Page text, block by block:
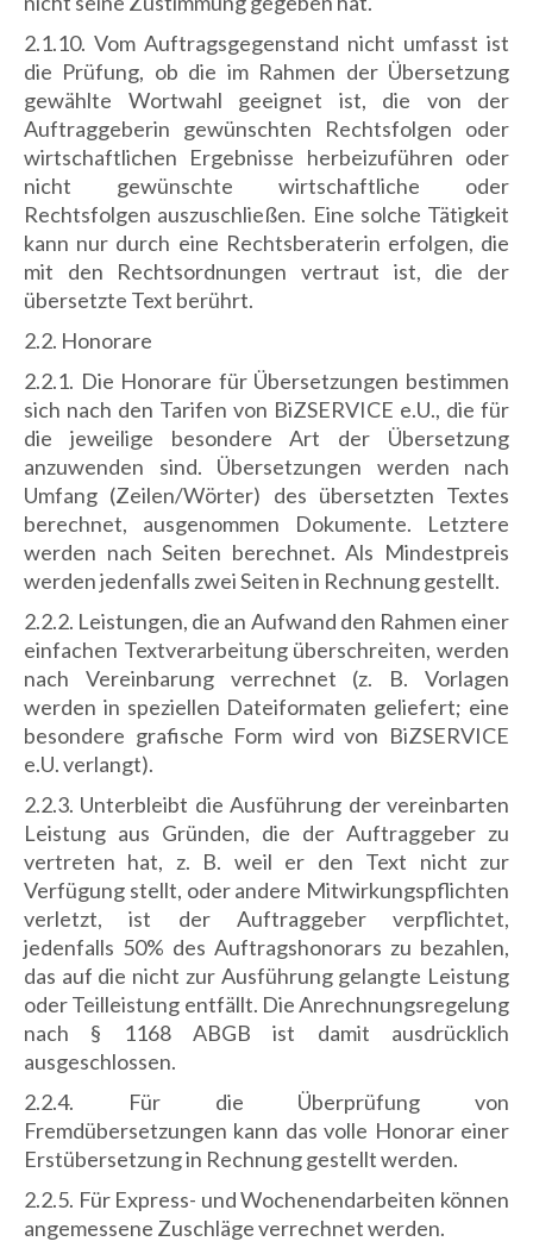
2.1.10. Vom Auftragsgegenstand nicht umfasst ist
die Prüfung, ob die im Rahmen der Übersetzung
gewählte Wortwahl geeignet ist, die von der
Auftraggeberin gewünschten Rechtsfolgen oder
wirtschaftlichen Ergebnisse herbeizuführen oder
nicht gewünschte wirtschaftliche oder
Rechtsfolgen auszuschließen. Eine solche Tätigkeit
kann nur durch eine Rechtsberaterin erfolgen, die
mit den Rechtsordnungen vertraut ist, die der
übersetzte Text berührt.
2.2. Honorare
2.2.1. Die Honorare für Übersetzungen bestimmen
sich nach den Tarifen von BiZSERVICE e.U., die für
die jeweilige besondere Art der Übersetzung
anzuwenden sind. Übersetzungen werden nach
Umfang (Zeilen/Wörter) des übersetzten Textes
berechnet, ausgenommen Dokumente. Letztere
werden nach Seiten berechnet. Als Mindestpreis
werden jedenfalls zwei Seiten in Rechnung gestellt.
2.2.2. Leistungen, die an Aufwand den Rahmen einer
einfachen Textverarbeitung überschreiten, werden
nach Vereinbarung verrechnet (z. B. Vorlagen
werden in speziellen Dateiformaten geliefert; eine
besondere grafische Form wird von BiZSERVICE
e.U. verlangt).
2.2.3. Unterbleibt die Ausführung der vereinbarten
Leistung aus Gründen, die der Auftraggeber zu
vertreten hat, z. B. weil er den Text nicht zur
Verfügung stellt, oder andere Mitwirkungspflichten
verletzt, ist der Auftraggeber verpflichtet,
jedenfalls 50% des Auftragshonorars zu bezahlen,
das auf die nicht zur Ausführung gelangte Leistung
oder Teilleistung entfällt. Die Anrechnungsregelung
nach § 1168 ABGB ist damit ausdrücklich
ausgeschlossen.
2.2.4. Für die Überprüfung von
Fremdübersetzungen kann das volle Honorar einer
Erstübersetzung in Rechnung gestellt werden.
2.2.5. Für Express- und Wochenendarbeiten können
angemessene Zuschläge verrechnet werden.